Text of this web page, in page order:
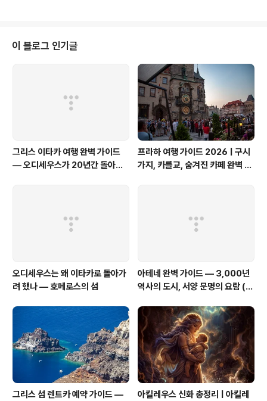
중앙에 우물까지 있는 타원형 가옥의 흔적은 왜
선 알 길이 없다. 짧은 방문을 마치고 가던 길을
찾아 비포장 도로를 조심 조심 달린다. 맞은 편에
서 차라도 오면 큰일이다 싶지만 그런 일은 일어
나지 않는다. 마치 세상엔 나와 유적과 태양만 있
는 것 같다. 길은 지나는 산등성이를 잘라 만들어
졌다. 가파른 도로 양편, 잘려나간 산..
이 블로그 인기글
그리스 이타카 여행 완벽 가이드
— 오디세우스가 20년간 돌아가
프라하 여행 가이드 2026 | 구시
가지, 카를교, 숨겨진 카페 완벽 정
오디세우스는 왜 이타카로 돌아가
려 했나 — 호메로스의 섬
아테네 완벽 가이드 — 3,000년
역사의 도시, 서양 문명의 요람 (8
그리스 섬 렌트카 예약 가이드 —
아킬레우스 신화 총정리 | 아킬레